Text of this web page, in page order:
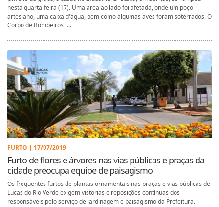
nesta quarta-feira (17). Uma área ao lado foi afetada, onde um poço
artesiano, uma caixa d'água, bem como algumas aves foram soterrados. O
Corpo de Bombeiros f...
FURTO | 17/07/2019
Furto de flores e árvores nas vias públicas e praças da
cidade preocupa equipe de paisagismo
Os frequentes furtos de plantas ornamentais nas praças e vias públicas de
Lucas do Rio Verde exigem vistorias e reposições contínuas dos
responsáveis pelo serviço de jardinagem e paisagismo da Prefeitura.